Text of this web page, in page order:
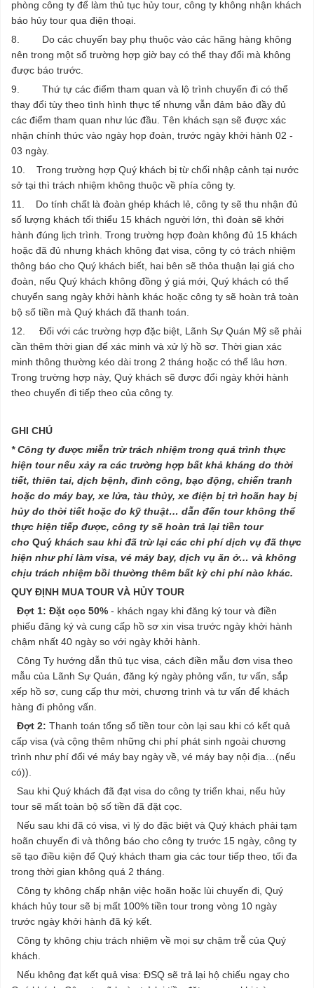
phòng công ty để làm thủ tục hủy tour, công ty không nhận khách
báo hủy tour qua điện thoại.
8. Do các chuyến bay phụ thuộc vào các hãng hàng không
nên trong một số trường hợp giờ bay có thể thay đổi mà không
được báo trước.
9. Thứ tự các điểm tham quan và lộ trình chuyến đi có thể
thay đổi tùy theo tình hình thực tế nhưng vẫn đảm bảo đầy đủ
các điểm tham quan như lúc đầu. Tên khách sạn sẽ được xác
nhận chính thức vào ngày họp đoàn, trước ngày khởi hành 02 -
03 ngày.
10. Trong trường hợp Quý khách bị từ chối nhập cảnh tại nước
sở tại thì trách nhiệm không thuộc về phía công ty.
11. Do tính chất là đoàn ghép khách lẻ, công ty sẽ thu nhận đủ
số lượng khách tối thiểu 15 khách người lớn, thì đoàn sẽ khởi
hành đúng lịch trình. Trong trường hợp đoàn không đủ 15 khách
hoặc đã đủ nhưng khách không đạt visa, công ty có trách nhiệm
thông báo cho Quý khách biết, hai bên sẽ thỏa thuận lại giá cho
đoàn, nếu Quý khách không đồng ý giá mới, Quý khách có thể
chuyển sang ngày khởi hành khác hoặc công ty sẽ hoàn trả toàn
bộ số tiền mà Quý khách đã thanh toán.
12. Đối với các trường hợp đặc biệt, Lãnh Sự Quán Mỹ sẽ phải
cần thêm thời gian để xác minh và xử lý hồ sơ. Thời gian xác
minh thông thường kéo dài trong 2 tháng hoặc có thể lâu hơn.
Trong trường hợp này, Quý khách sẽ được đổi ngày khởi hành
theo chuyến đi tiếp theo của công ty.
GHI CHÚ
*Công ty được miễn trừ trách nhiệm trong quá trình thực
hiện tour nếu xảy ra các trường hợp bất khả kháng do thời
tiết, thiên tai, dịch bệnh, đình công, bạo động, chiến tranh
hoặc do máy bay, xe lửa, tàu thủy, xe điện bị trì hoãn hay bị
hủy do thời tiết hoặc do kỹ thuật… dẫn đến tour không thể
thực hiện tiếp được, công ty sẽ hoàn trả lại tiền tour
cho Quý khách sau khi đã trừ lại các chi phí dịch vụ đã thực
hiện như phí làm visa, vé máy bay, dịch vụ ăn ở… và không
chịu trách nhiệm bồi thường thêm bất kỳ chi phí nào khác.
QUY ĐỊNH MUA TOUR VÀ HỦY TOUR
Đợt 1: Đặt cọc 50% - khách ngay khi đăng ký tour và điền
phiếu đăng ký và cung cấp hồ sơ xin visa trước ngày khởi hành
chậm nhất 40 ngày so với ngày khởi hành.
Công Ty hướng dẫn thủ tục visa, cách điền mẫu đơn visa theo
mẫu của Lãnh Sự Quán, đăng ký ngày phỏng vấn, tư vấn, sắp
xếp hồ sơ, cung cấp thư mời, chương trình và tư vấn để khách
hàng đi phỏng vấn.
Đợt 2: Thanh toán tổng số tiền tour còn lại sau khi có kết quả
cấp visa (và cộng thêm những chi phí phát sinh ngoài chương
trình như phí đổi vé máy bay ngày về, vé máy bay nội địa…(nếu
có)).
Sau khi Quý khách đã đạt visa do công ty triển khai, nếu hủy
tour sẽ mất toàn bộ số tiền đã đặt cọc.
Nếu sau khi đã có visa, vì lý do đặc biệt và Quý khách phải tạm
hoãn chuyến đi và thông báo cho công ty trước 15 ngày, công ty
sẽ tạo điều kiện để Quý khách tham gia các tour tiếp theo, tối đa
trong thời gian không quá 2 tháng.
Công ty không chấp nhận việc hoãn hoặc lùi chuyến đi, Quý
khách hủy tour sẽ bị mất 100% tiền tour trong vòng 10 ngày
trước ngày khởi hành đã ký kết.
Công ty không chịu trách nhiệm về mọi sự chậm trễ của Quý
khách.
Nếu không đạt kết quả visa: ĐSQ sẽ trả lại hộ chiếu ngay cho